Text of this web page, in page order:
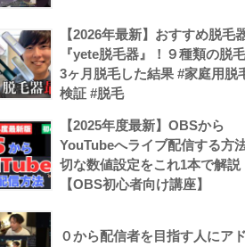
【2026年最新】おすすめ脱毛
『yete脱毛器』！９種類の脱
3ヶ月脱毛した結果 #家庭用脱
検証 #脱毛
【2025年度最新】OBSから
YouTubeへライブ配信する方
切な数値設定をこれ1本で解説
【OBS初心者向け講座】
０から配信者を目指す人にア